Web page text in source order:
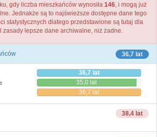
gdy liczba mieszkańców wynosiła 146, i mogą już
Jednakże są to najświeższe dostępne dane tego
statystycznych dlatego przedstawione są tutaj dla
zasady lepsze dane archiwalne, niż żadne.
36,7 lat
36,7 lat
35,0 lat
36,7 lat
38,4 lat